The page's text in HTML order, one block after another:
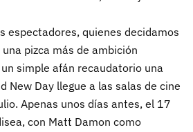
espectadores, quienes decidamos
pizca más de ambición
simple afán recaudatorio una
New Day llegue a las salas de cine
Apenas unos días antes, el 17
con Matt Damon como